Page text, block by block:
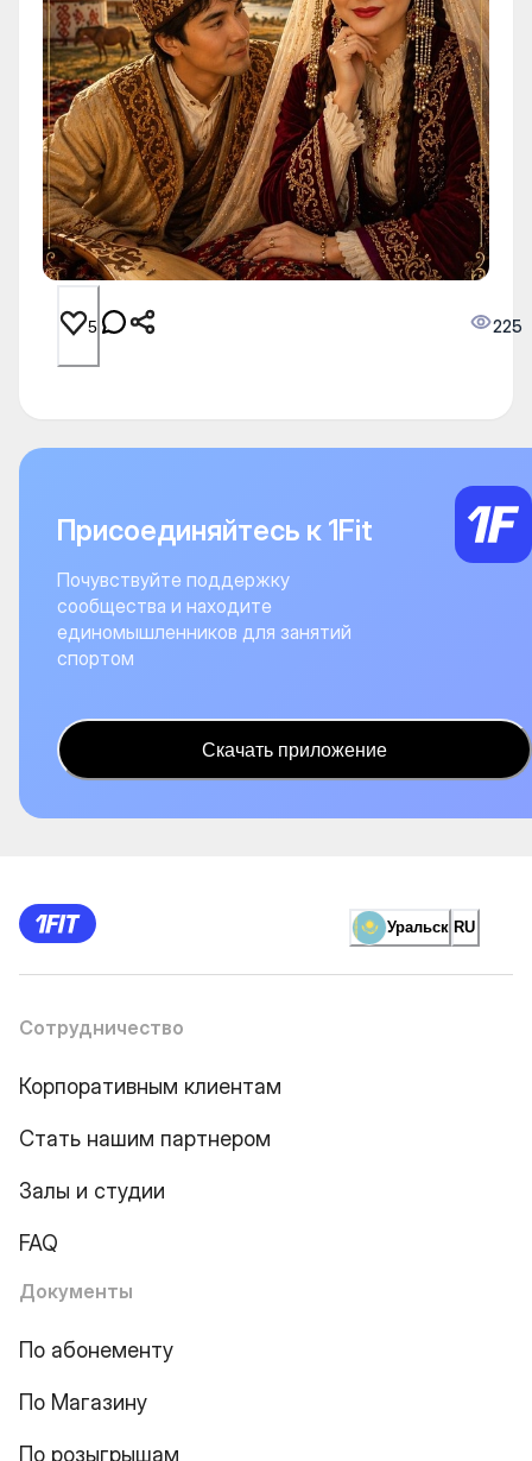
5 225
Присоединяйтесь к 1Fit
Почувствуйте поддержку
сообщества и находите
единомышленников для занятий
спортом
Скачать приложение
Уральск RU
Сотрудничество
Корпоративным клиентам
Стать нашим партнером
Залы и студии
FAQ
Документы
По абонементу
По Магазину
По розыгрышам